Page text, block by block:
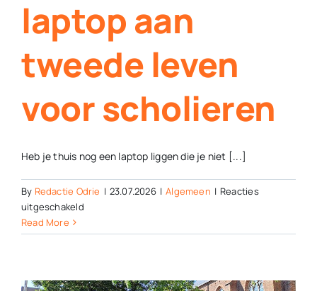
Contact
Plaats je eigen nieuws
laptop aan
tweede leven
voor scholieren
Heb je thuis nog een laptop liggen die je niet [...]
By Redactie Odrie | 23.07.2026 | Algemeen | Reacties
uitgeschakeldvoor
gebruikte
tweede
Read More